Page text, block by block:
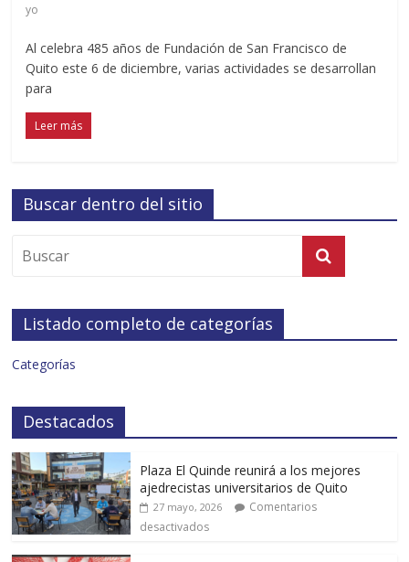
yo
Al celebra 485 años de Fundación de San Francisco de
Quito este 6 de diciembre, varias actividades se desarrollan
para
Leer más
Buscar dentro del sitio
Listado completo de categorías
Categorías
Destacados
Plaza El Quinde reunirá a los mejores
ajedrecistas universitarios de Quito
27 mayo, 2026
Comentarios
desactivados